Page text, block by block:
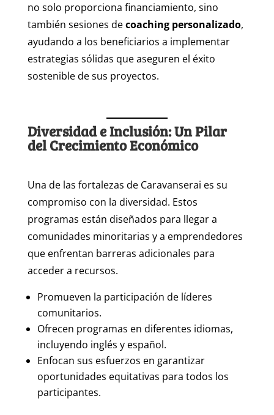
no solo proporciona financiamiento, sino
también sesiones decoaching personalizado,
ayudando a los beneficiarios a implementar
estrategias sólidas que aseguren el éxito
sostenible de sus proyectos.
Diversidad e Inclusión: Un Pilar
del Crecimiento Económico
Una de las fortalezas de Caravanserai es su
compromiso con la diversidad. Estos
programas están diseñados para llegar a
comunidades minoritarias y a emprendedores
que enfrentan barreras adicionales para
acceder a recursos.
Promueven la participación de líderes
comunitarios.
Ofrecen programas en diferentes idiomas,
incluyendo inglés y español.
Enfocan sus esfuerzos en garantizar
oportunidades equitativas para todos los
participantes.